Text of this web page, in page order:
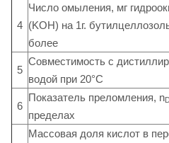
4
Число омыления, мг
(KOH) на 1г.
более
5
Совместимость с
водой при 20°С
6
Показатель преломления, n
пределах
Массовая доля кислот в